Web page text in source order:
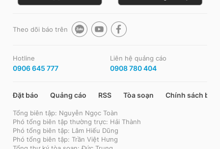
Theo dõi báo trên
Hotline
0906 645 777
Liên hệ quảng cáo
0908 780 404
Đặt báo Quảng cáo RSS Tòa soạn Chính sách bảo
Tổng biên tập: Nguyễn Ngọc Toàn
Phó tổng biên tập thường trực: Hải Thành
Phó tổng biên tập: Lâm Hiếu Dũng
Phó tổng biên tập: Trần Việt Hưng